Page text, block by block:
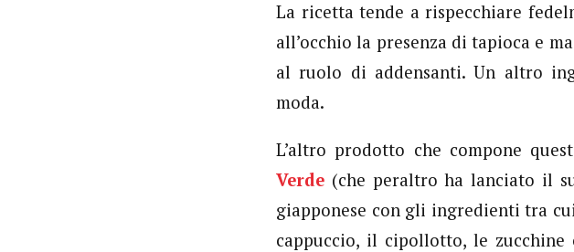
La ricetta tende a rispecchiare
all’occhio la presenza di tapioca e
al ruolo di addensanti. Un altro
moda.
L’altro prodotto che compone
Verde (che peraltro ha lanciato il
giapponese con gli ingredienti tra
cappuccio, il cipollotto, le